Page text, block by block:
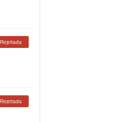
Rejeitada
Rejeitada